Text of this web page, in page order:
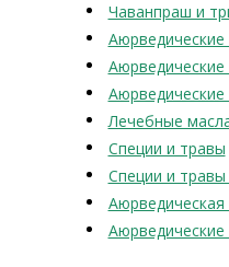
Чаванпраш и
Аюрведические
Лечебные
Специи и травы
Специи и
Аюрведическая
Аюрведические